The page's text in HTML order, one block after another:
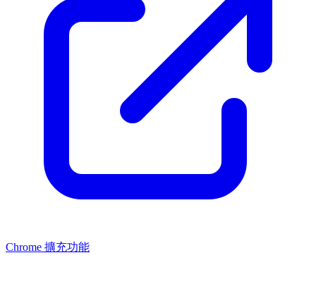
Chrome 擴充功能